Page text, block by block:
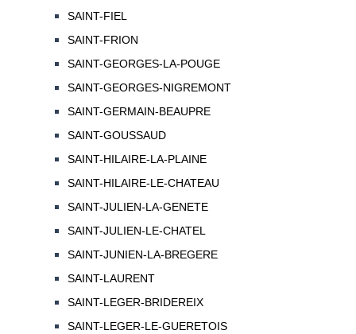
SAINT-FIEL
SAINT-FRION
SAINT-GEORGES-LA-POUGE
SAINT-GEORGES-NIGREMONT
SAINT-GERMAIN-BEAUPRE
SAINT-GOUSSAUD
SAINT-HILAIRE-LA-PLAINE
SAINT-HILAIRE-LE-CHATEAU
SAINT-JULIEN-LA-GENETE
SAINT-JULIEN-LE-CHATEL
SAINT-JUNIEN-LA-BREGERE
SAINT-LAURENT
SAINT-LEGER-BRIDEREIX
SAINT-LEGER-LE-GUERETOIS